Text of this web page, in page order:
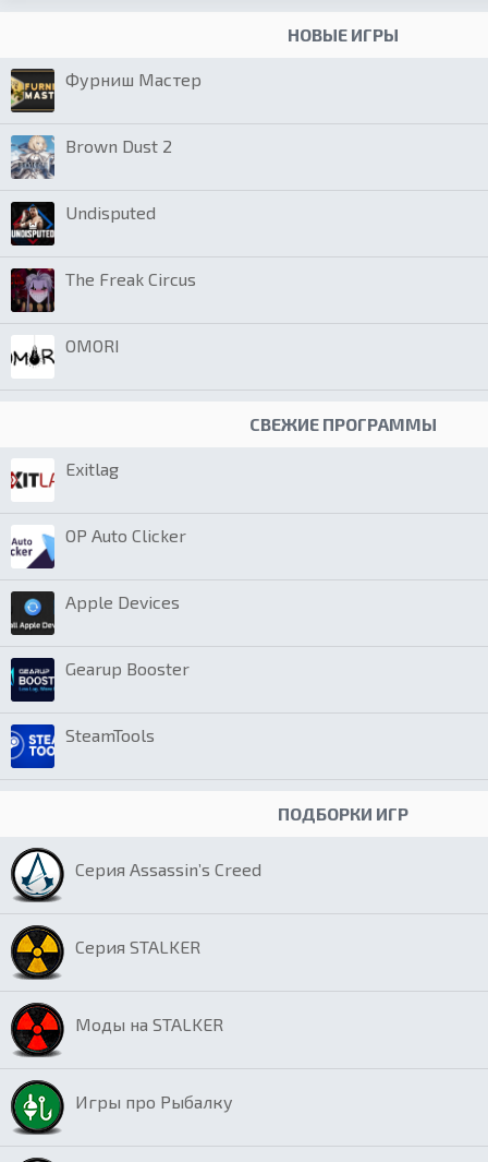
НОВЫЕ ИГРЫ
Фурниш Мастер
Brown Dust 2
Undisputed
The Freak Circus
OMORI
СВЕЖИЕ ПРОГРАММЫ
Exitlag
OP Auto Clicker
Apple Devices
Gearup Booster
SteamTools
ПОДБОРКИ ИГР
Серия Assassin’s Creed
Серия STALKER
Моды на STALKER
Игры про Рыбалку